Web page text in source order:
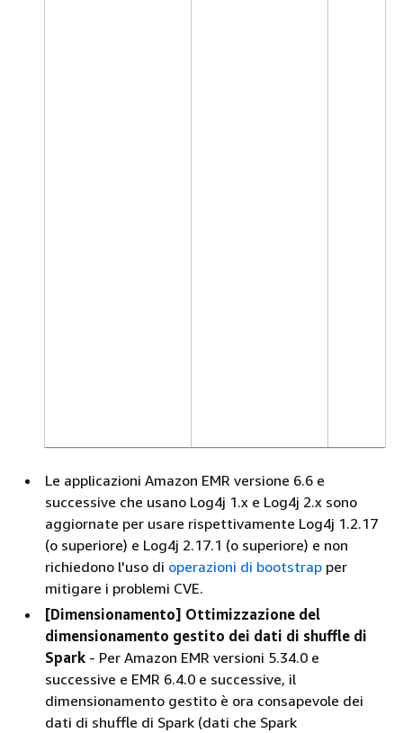
Le applicazioni Amazon EMR versione 6.6 e
successive che usano Log4j 1.x e Log4j 2.x sono
aggiornate per usare rispettivamente Log4j 1.2.17
(o superiore) e Log4j 2.17.1 (o superiore) e non
richiedono l'uso di operazioni di bootstrap per
mitigare i problemi CVE.
[Dimensionamento] Ottimizzazione del
dimensionamento gestito dei dati di shuffle di
Spark - Per Amazon EMR versioni 5.34.0 e
successive e EMR 6.4.0 e successive, il
dimensionamento gestito è ora consapevole dei
dati di shuffle di Spark (dati che Spark